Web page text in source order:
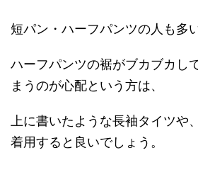
短パン・ハーフパンツの人も多
ハーフパンツの裾がブカブカし
まうのが心配という方は、
上に書いたような長袖タイツや
着用すると良いでしょう。